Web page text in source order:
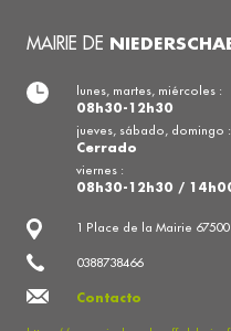
MAIRIE DE
1 Place de la Mairie
0388738466
Contacto
lunes, martes, miércoles :
08h30-12h30
jueves, sábado, domingo :
Cerrado
viernes :
08h30-12h30 /